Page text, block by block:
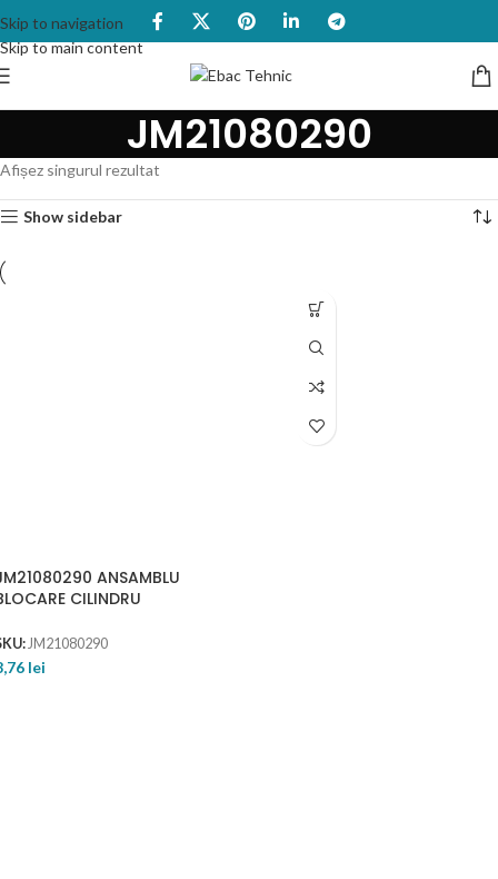
Skip to navigation
Skip to main content
JM21080290
Afișez singurul rezultat
Show sidebar
ANSAMBLU
CILINDRU
JM21080290
lei